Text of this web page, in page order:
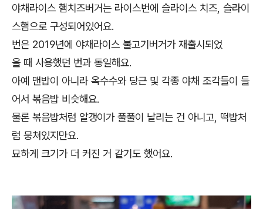
야채라이스 햄치즈버거는 라이스번에 슬라이스 치즈, 슬라이
스햄으로 구성되어있어요.
번은 2019년에 야채라이스 불고기버거가 재출시되었
을 때 사용했던 번과 동일해요.
아예 맨밥이 아니라 옥수수와 당근 및 각종 야채 조각들이 들
어서 볶음밥 비슷해요.
물론 볶음밥처럼 알갱이가 풀풀이 날리는 건 아니고, 떡밥처
럼 뭉쳐있지만요.
묘하게 크기가 더 커진 거 같기도 했어요.